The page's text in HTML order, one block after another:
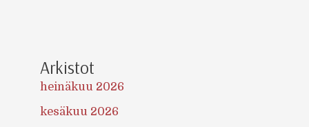
Arkistot
heinäkuu 2026
kesäkuu 2026